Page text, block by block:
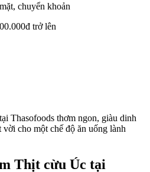
chuyển khoản
trở lên
Thasofoods thơm ngon, giàu dinh
cho một chế độ ăn uống lành
Thịt cừu Úc tại